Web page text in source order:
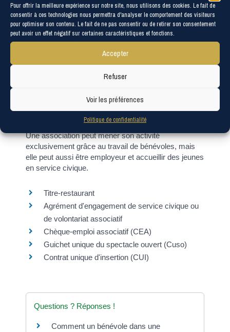
Pour offrir la meilleure expérience sur notre site, nous utilisons des cookies. Le fait de
consentir à ces technologies nous permettra d'analyser le comportement des visiteurs
pour optimiser son contenu. Le fait de ne pas consentir ou de retirer son consentement
peut avoir un effet négatif sur certaines caractéristiques et fonctions.
Accepter
Refuser
Voir les préférences
Politique de confidentialité
A
C
É
I
»
association>Bénévoles, volontaires et salariés
d'une association
Bénévoles, volontaires et
administrative (Premier ministre)
Une association peut mener son activité
exclusivement grâce au travail de bénévoles, mais
elle peut aussi être employeur et accueillir des jeunes
en service civique.
Titre-restaurant
Agrément d'engagement de service civique ou
de volontariat associatif
Chèque-emploi associatif (CEA)
Guichet unique du spectacle ouvert (Cuso)
Contrat unique d'insertion (CUI)
Questions ? Réponses !
Comment un bénévole dans une